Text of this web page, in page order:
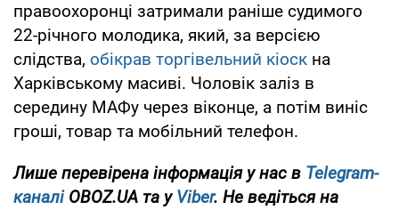
правоохоронці затримали раніше судимого
22-річного молодика, який, за версією
слідства, обікрав торгівельний кіоск на
Харківському масиві. Чоловік заліз в
середину МАФу через віконце, а потім виніс
гроші, товар та мобільний телефон.
Лише перевірена інформація у нас в Telegram-
каналіOBOZ.UA та уViber. Не ведіться на